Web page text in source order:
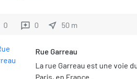
0 reviews 0 near_me 50 m
Rue Garreau
La rue Garreau est une voie
Paris, en France.